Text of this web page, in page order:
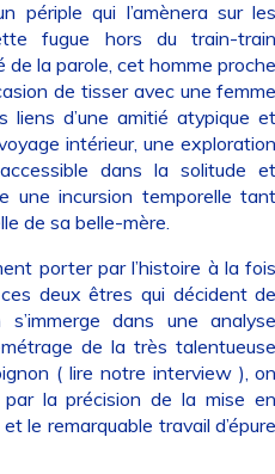
périple qui l’amènera sur
fugue hors du train-
de la parole, cet homme
de tisser avec une
liens d’une amitié atypique
intérieur, une
dans la solitude
une incursion temporelle
de sa belle-mère.
porter par l’histoire à la
deux êtres qui décident
dans une
de la très
( lire notre interview),
par la précision de la mise
le remarquable travail